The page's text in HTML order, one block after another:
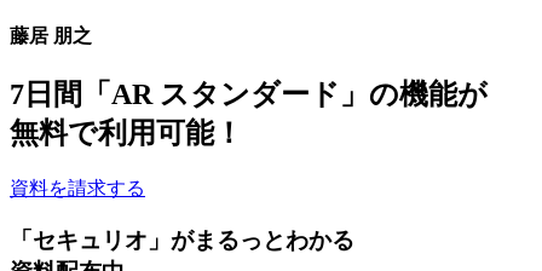
藤居 朋之
7日間
「AR スタンダード」の機能が
無料で利用可能！
資料を請求する
「セキュリオ」がまるっとわかる